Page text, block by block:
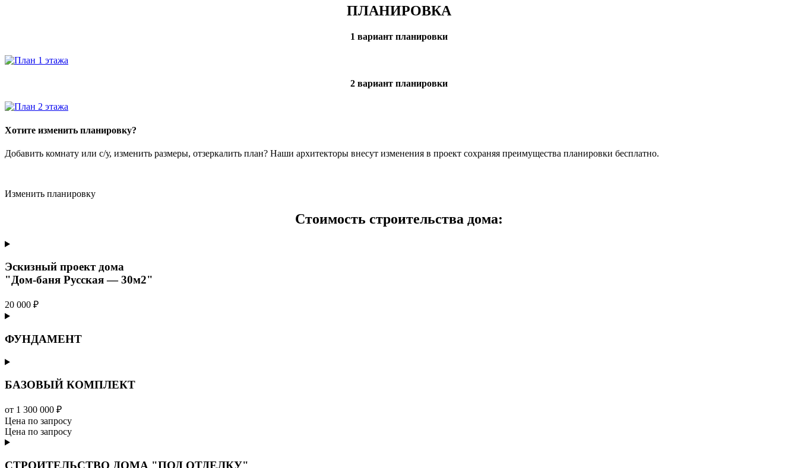
ПЛАНИРОВКА
1 вариант планировки
2 вариант планировки
Хотите изменить планировку?
Добавить комнату или с/у, изменить размеры, отзеркалить план? Наши архитекторы внесут изменения в проект сохраняя преимущества планировки бесплатно.
Изменить планировку
Стоимость строительства дома:
Эскизный проект дома
"Дом-баня Русская — 30м2"
20 000 ₽
ФУНДАМЕНТ
БАЗОВЫЙ КОМПЛЕКТ
от 1 300 000 ₽
Цена по запросу
Цена по запросу
СТРОИТЕЛЬСТВО ДОМА "ПОД ОТДЕЛКУ"